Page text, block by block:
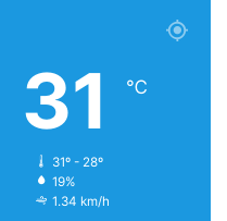
31 ℃
31º - 28º
19%
1.34 km/h